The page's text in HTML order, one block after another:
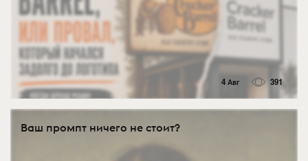
4 Авг 391
Ваш промпт ничего не стоит?